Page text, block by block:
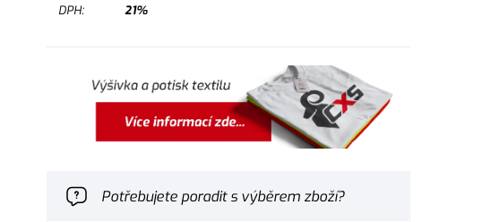
DPH:
21%
Potřebujete poradit s výběrem zboží?